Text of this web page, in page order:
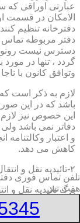
عبارتی اوراقی که
الامکان در قسمت
دفترخانه تنظیم
دفتر مربوطه
دسترس نیست
وتوافق کانون با
لازم به ذکر است
باشد که در این
این خصوص نیز لازم
دفاتر نمی باشد
و اعتبار وکالتنامه
کاهش می دهد.
۲-تائیدیه نقل و انتقال و کارت سبز (شناسنامه مالکیت)
برگ تائیدیه نقل و
مشخصات کامل
تلفن تماس فوری
هفت تیر